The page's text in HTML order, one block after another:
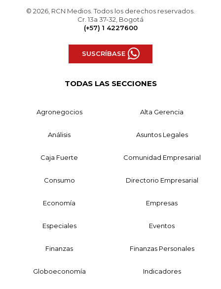
© 2026, RCN Medios. Todos los derechos reservados.
Cr. 13a 37-32, Bogotá
(+57) 1 4227600
SUSCRÍBASE
TODAS LAS SECCIONES
Agronegocios Alta Gerencia
Análisis Asuntos Legales
Caja Fuerte Comunidad Empresarial
Consumo Directorio Empresarial
Economía Empresas
Especiales Eventos
Finanzas Finanzas Personales
Globoeconomía Indicadores